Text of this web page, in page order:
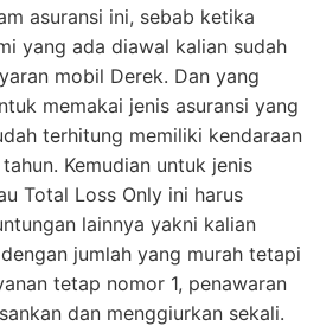
asuransi ini, sebab ketika
yang ada diawal kalian sudah
mobil Derek. Dan yang
memakai jenis asuransi yang
terhitung memiliki kendaraan
Kemudian untuk jenis
Total Loss Only ini harus
lainnya yakni kalian
jumlah yang murah tetapi
tetap nomor 1, penawaran
dan menggiurkan sekali.